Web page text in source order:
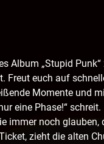
Album „Stupid
Freut euch auf
Momente und
eine Phase!“
immer noch glauben,
zieht die alten